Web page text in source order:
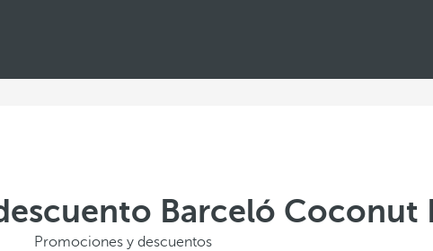
Barceló Coconut
Promociones y descuentos